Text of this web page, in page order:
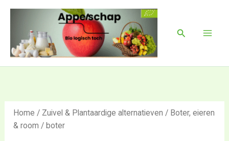
inhoud
Zoeken
Home / Zuivel & Plantaardige alternatieven / Boter, eieren
& room / boter